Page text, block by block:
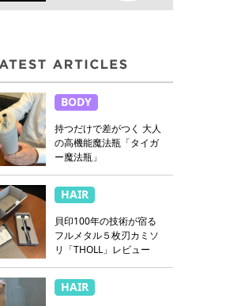
BODY
持つだけで差がつく 大人
の高機能魔法瓶「タイガ
ー魔法瓶」
HAIR
貝印100年の技術が宿る
フルメタル５枚刃カミソ
リ「THOLL」レビュー
HAIR